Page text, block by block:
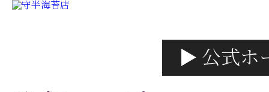
▶ 公式ホ